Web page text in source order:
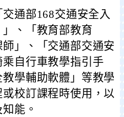
通部168交通安全入
、「教育部教育
」、「交通部交通安
自行車教學指引手
學輔助軟體」等教學
校訂課程時使用，以
能。